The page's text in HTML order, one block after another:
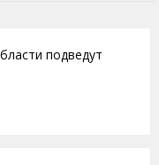
подведут